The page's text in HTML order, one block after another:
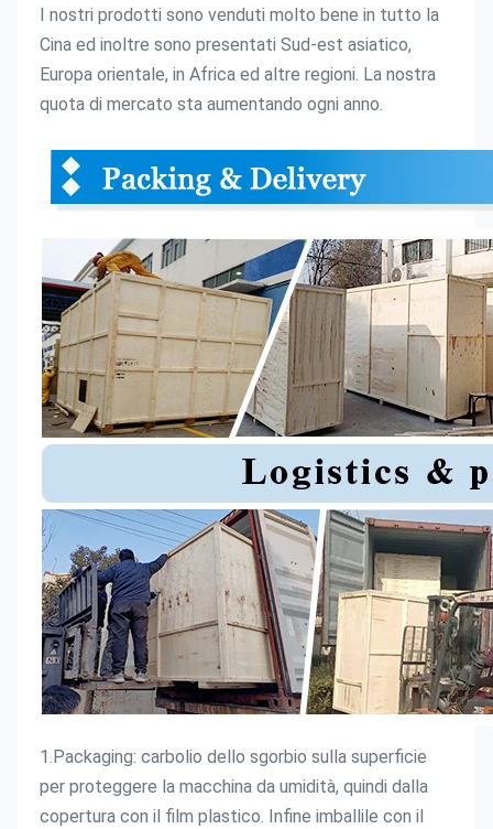
I nostri prodotti sono venduti molto bene in tutto la
Cina ed inoltre sono presentati Sud-est asiatico,
Europa orientale, in Africa ed altre regioni. La nostra
quota di mercato sta aumentando ogni anno.
1.Packaging: carbolio dello sgorbio sulla superficie
per proteggere la macchina da umidità, quindi dalla
copertura con il film plastico. Infine imballile con il